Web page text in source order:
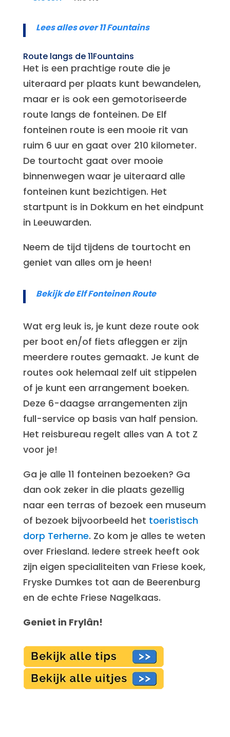
Lees alles over 11 Fountains
Route langs de 11Fountains
Het is een prachtige route die je
uiteraard per plaats kunt bewandelen,
maar er is ook een gemotoriseerde
route langs de fonteinen. De Elf
fonteinen route is een mooie rit van
ruim 6 uur en gaat over 210 kilometer.
De tourtocht gaat over mooie
binnenwegen waar je uiteraard alle
fonteinen kunt bezichtigen. Het
startpunt is in Dokkum en het eindpunt
in Leeuwarden.
Neem de tijd tijdens de tourtocht en
geniet van alles om je heen!
Bekijk de Elf Fonteinen Route
Wat erg leuk is, je kunt deze route ook
per boot en/of fiets afleggen er zijn
meerdere routes gemaakt. Je kunt de
routes ook helemaal zelf uit stippelen
of je kunt een arrangement boeken.
Deze 6-daagse arrangementen zijn
full-service op basis van half pension.
Het reisbureau regelt alles van A tot Z
voor je!
Ga je alle 11 fonteinen bezoeken? Ga
dan ook zeker in die plaats gezellig
naar een terras of bezoek een museum
of bezoek bijvoorbeeld het toeristisch
dorp Terherne. Zo kom je alles te weten
over Friesland. Iedere streek heeft ook
zijn eigen specialiteiten van Friese koek,
Fryske Dumkes tot aan de Beerenburg
en de echte Friese Nagelkaas.
Geniet in Frylân!